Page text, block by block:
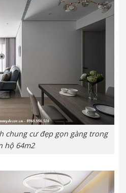
chung cư đẹp gọn gàng trong
hộ 64m2